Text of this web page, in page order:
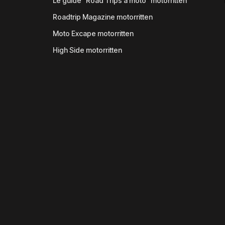
Roadtrip Magazine motorritten
Moto Excape motorritten
High Side motorritten